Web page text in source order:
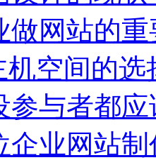
做网站的重
机空间的选
参与者都
企业网站